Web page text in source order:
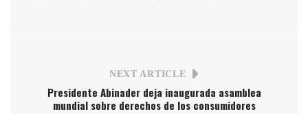
NEXT ARTICLE
Presidente Abinader deja inaugurada asamblea
mundial sobre derechos de los consumidores